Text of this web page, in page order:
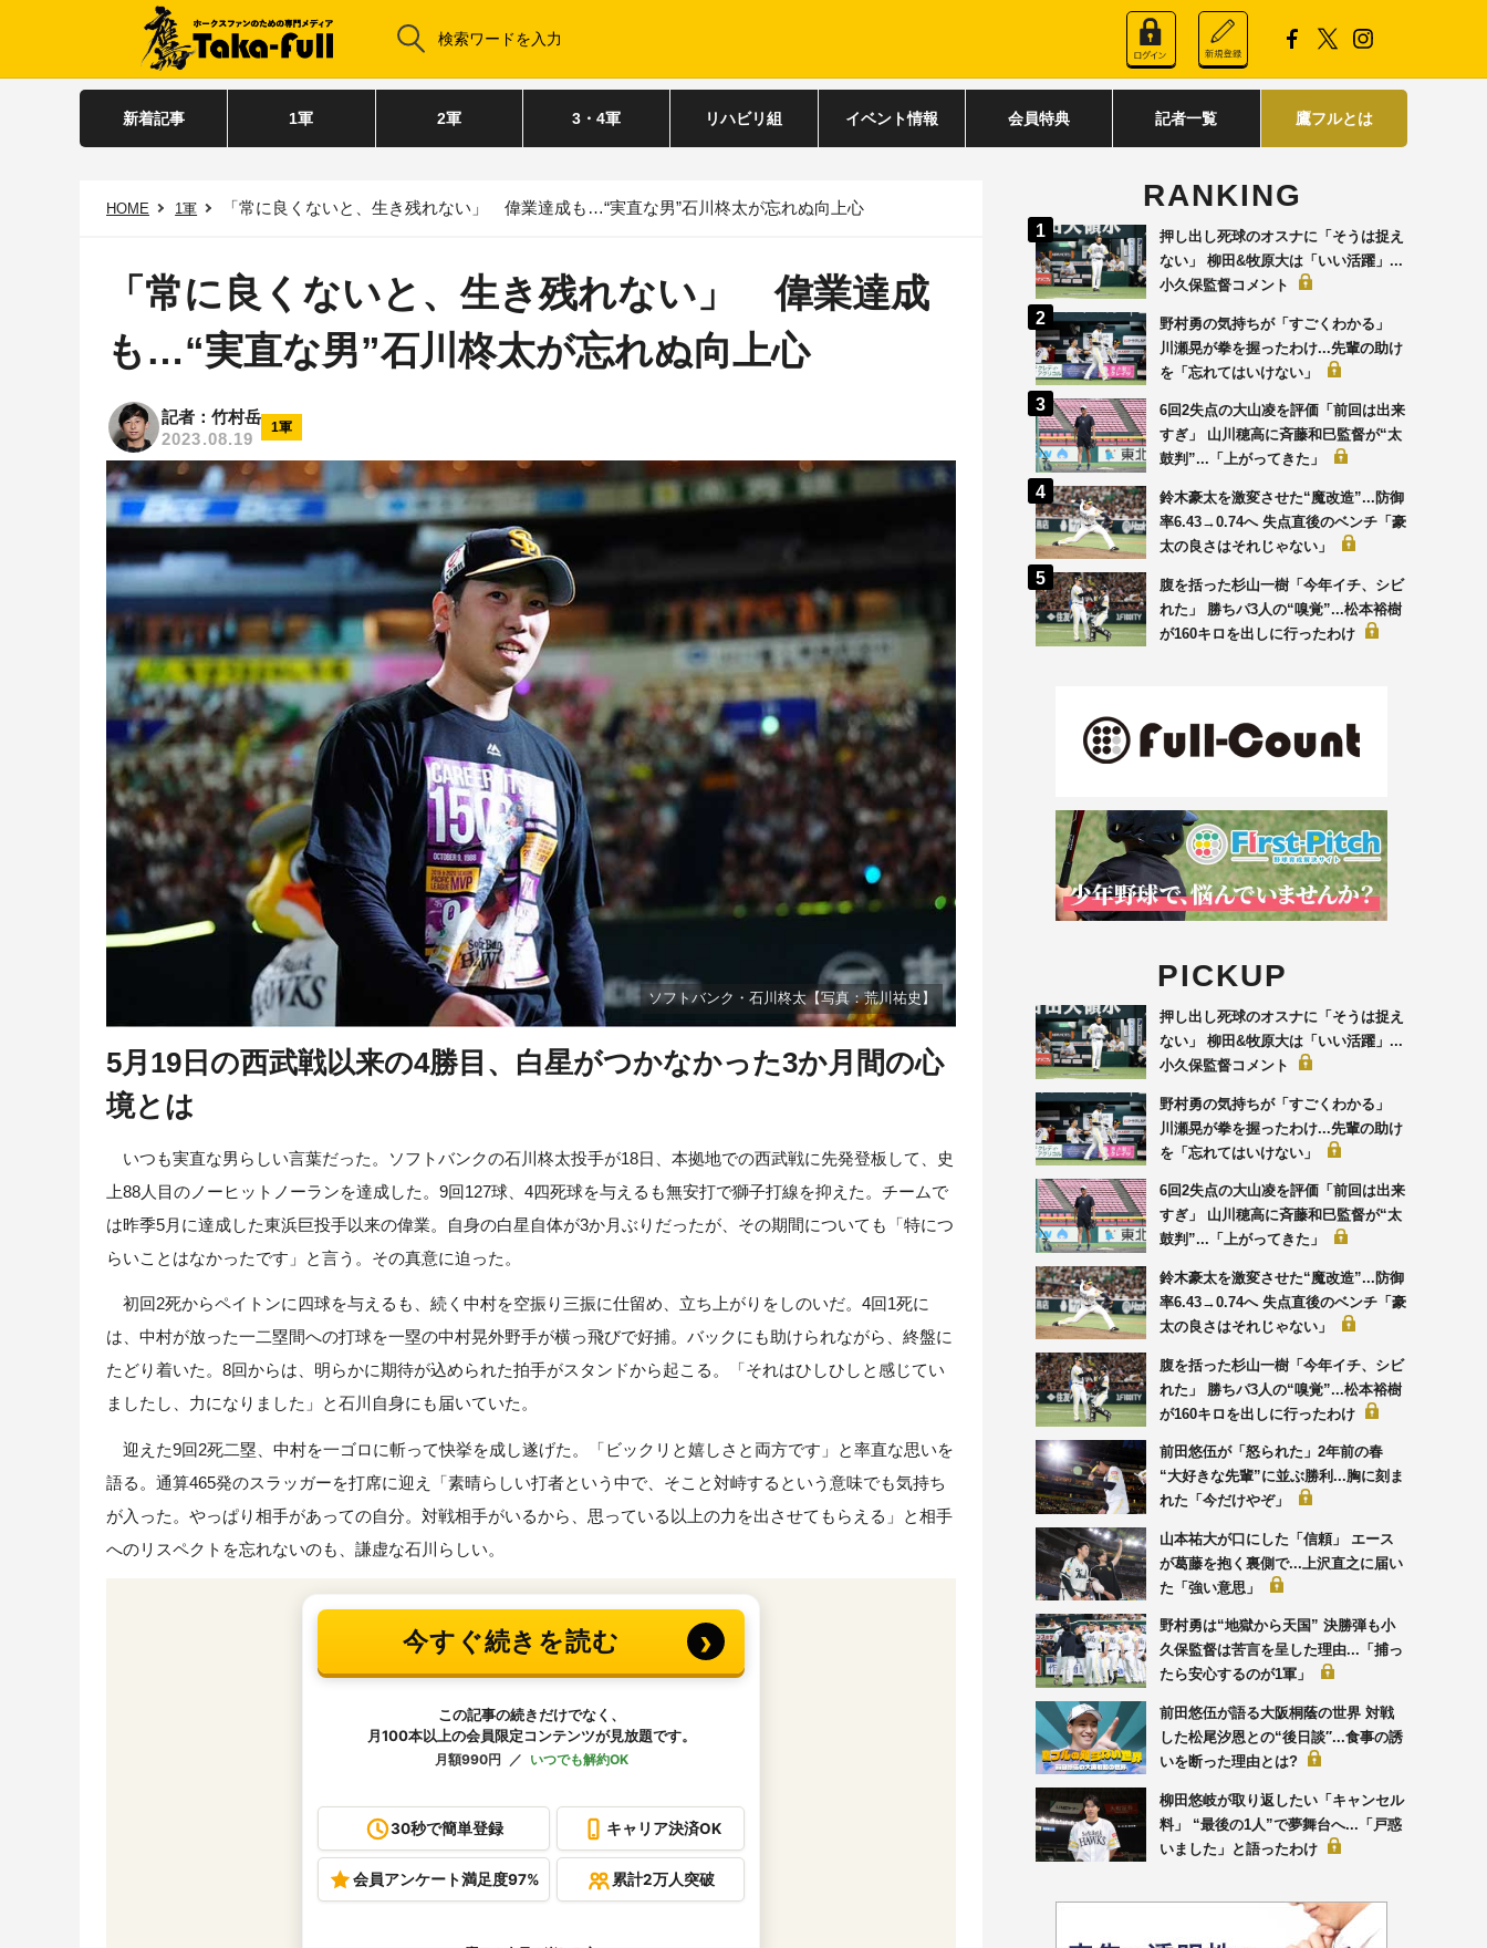
新着記事 1軍 2軍 3・4軍 リハビリ組 イベント情報 会員特典 記者一覧 鷹フルとは
HOME 1軍 「常に良くないと、生き残れない」 偉業達成も…“実直な男”石川柊太が忘れぬ向上心
「常に良くないと、生き残れない」 偉業達成
も…“実直な男”石川柊太が忘れぬ向上心
記者：竹村岳
2023.08.19
1軍
ソフトバンク・石川柊太【写真：荒川祐史】
5月19日の西武戦以来の4勝目、白星がつかなかった3か月間の心
境とは
いつも実直な男らしい言葉だった。ソフトバンクの石川柊太投手が18日、本拠地での西武戦に先発登板して、史
上88人目のノーヒットノーランを達成した。9回127球、4四死球を与えるも無安打で獅子打線を抑えた。チームで
は昨季5月に達成した東浜巨投手以来の偉業。自身の白星自体が3か月ぶりだったが、その期間についても「特につ
らいことはなかったです」と言う。その真意に迫った。
初回2死からペイトンに四球を与えるも、続く中村を空振り三振に仕留め、立ち上がりをしのいだ。4回1死に
は、中村が放った一二塁間への打球を一塁の中村晃外野手が横っ飛びで好捕。バックにも助けられながら、終盤に
たどり着いた。8回からは、明らかに期待が込められた拍手がスタンドから起こる。「それはひしひしと感じてい
ましたし、力になりました」と石川自身にも届いていた。
迎えた9回2死二塁、中村を一ゴロに斬って快挙を成し遂げた。「ビックリと嬉しさと両方です」と率直な思いを
語る。通算465発のスラッガーを打席に迎え「素晴らしい打者という中で、そこと対峙するという意味でも気持ち
が入った。やっぱり相手があっての自分。対戦相手がいるから、思っている以上の力を出させてもらえる」と相手
へのリスペクトを忘れないのも、謙虚な石川らしい。
RANKING
押し出し死球のオスナに「そうは捉え
ない」 柳田&牧原大は「いい活躍」...
小久保監督コメント
野村勇の気持ちが「すごくわかる」
川瀬晃が拳を握ったわけ...先輩の助け
を「忘れてはいけない」
6回2失点の大山凌を評価「前回は出来
すぎ」 山川穂高に斉藤和巳監督が“太
鼓判”...「上がってきた」
鈴木豪太を激変させた“魔改造”...防御
率6.43→0.74へ 失点直後のベンチ「豪
太の良さはそれじゃない」
腹を括った杉山一樹「今年イチ、シビ
れた」 勝ちパ3人の“嗅覚”...松本裕樹
が160キロを出しに行ったわけ
PICKUP
押し出し死球のオスナに「そうは捉え
ない」 柳田&牧原大は「いい活躍」...
小久保監督コメント
野村勇の気持ちが「すごくわかる」
川瀬晃が拳を握ったわけ...先輩の助け
を「忘れてはいけない」
6回2失点の大山凌を評価「前回は出来
すぎ」 山川穂高に斉藤和巳監督が“太
鼓判”...「上がってきた」
鈴木豪太を激変させた“魔改造”...防御
率6.43→0.74へ 失点直後のベンチ「豪
太の良さはそれじゃない」
腹を括った杉山一樹「今年イチ、シビ
れた」 勝ちパ3人の“嗅覚”...松本裕樹
が160キロを出しに行ったわけ
前田悠伍が「怒られた」2年前の春
“大好きな先輩”に並ぶ勝利...胸に刻ま
れた「今だけやぞ」
山本祐大が口にした「信頼」 エース
が葛藤を抱く裏側で...上沢直之に届い
た「強い意思」
野村勇は“地獄から天国” 決勝弾も小
久保監督は苦言を呈した理由...「捕っ
たら安心するのが1軍」
前田悠伍が語る大阪桐蔭の世界 対戦
した松尾汐恩との“後日談′′...食事の誘
いを断った理由とは?
柳田悠岐が取り返したい「キャンセル
料」 “最後の1人”で夢舞台へ...「戸惑
いました」と語ったわけ